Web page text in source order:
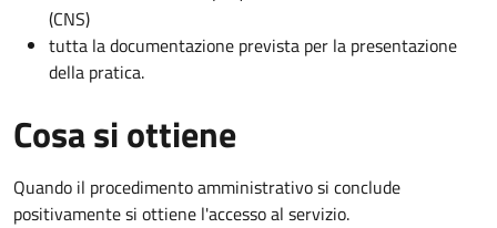
(CNS)
tutta la documentazione prevista per la presentazione
della pratica.
Cosa si ottiene
Quando il procedimento amministrativo si conclude
positivamente si ottiene l'accesso al servizio.